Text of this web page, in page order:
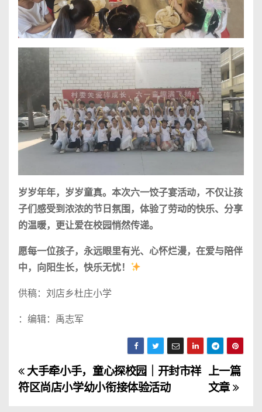
岁岁年年，岁岁童真。本次六一饺子宴活动，不仅让孩
子们感受到浓浓的节日氛围，体验了劳动的快乐、分享
的温暖，更让爱在校园悄然传递。
愿每一位孩子，永远眼里有光、心怀烂漫，在爱与陪伴
中，向阳生长，快乐无忧！
供稿：刘店乡杜庄小学
：编辑：禹志军
文
章
上一篇
文章
大手牵小手，童心探校园｜开封市祥
符区尚店小学幼小衔接体验活动